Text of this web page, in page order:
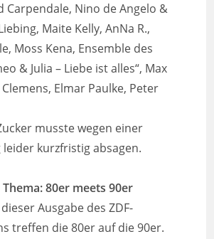
Carpendale, Nino de Angelo &
Maite Kelly, AnNa R.,
Moss Kena, Ensemble des
& Julia – Liebe ist alles“, Max
Elmar Paulke, Peter
musste wegen einer
leider kurzfristig absagen.
Thema: 80er meets 90er
Ausgabe des ZDF-
treffen die 80er auf die 90er.